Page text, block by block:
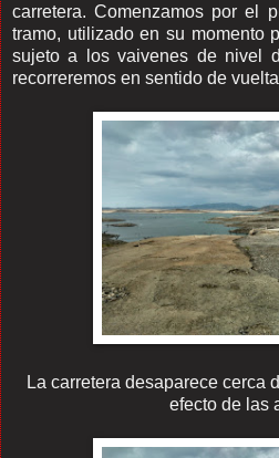
carretera. Comenzamos por el
tramo, utilizado en su momento
sujeto a los vaivenes de nivel
recorreremos en sentido de
La carretera desaparece cerca
efecto de las